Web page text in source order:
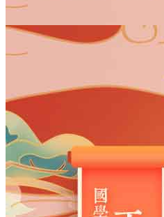
男
男 女
出生时间
2026年 日9 47分